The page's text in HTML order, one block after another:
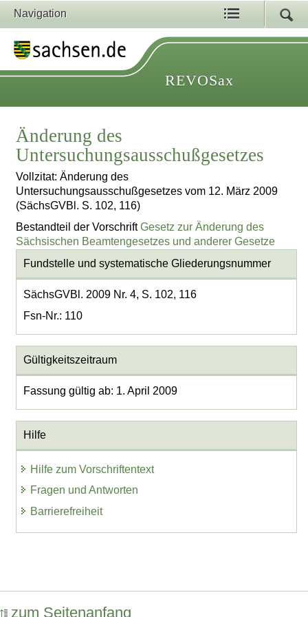
Navigation
REVOSax
Änderung des
Untersuchungsausschußgesetzes
Vollzitat: Änderung des
Untersuchungsausschußgesetzes vom 12. März 2009
(SächsGVBl. S. 102, 116)
Bestandteil der VorschriftGesetz zur Änderung des
Sächsischen Beamtengesetzes und anderer Gesetze
Fundstelle und systematische Gliederungsnummer
SächsGVBl. 2009 Nr. 4, S. 102, 116
Fsn-Nr.: 110
Gültigkeitszeitraum
Fassung gültig ab: 1. April 2009
Hilfe
Hilfe zum Vorschriftentext
Fragen und Antworten
Barrierefreiheit
zum Seitenanfang